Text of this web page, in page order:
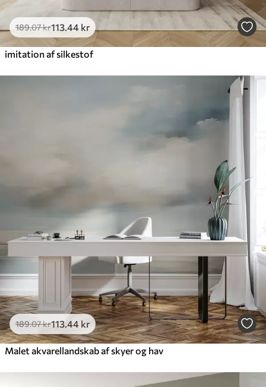
189.07kr113 .44 kr
imitation af silkestof
189.07kr113.44 kr
Malet akvarellandskab af skyer og hav